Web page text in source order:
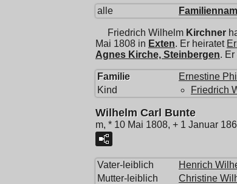
alle
Friedrich Wilhelm Kirchner
Mai 1808 in Exten. Er heiratet
Agnes Kirche, Steinbergen.
Familie Ernestine
Kind
Friedrich
Wilhelm Carl Bunte
m, * 10 Mai 1808, + 1 Januar
Vater-leiblich Henrich
Mutter-leiblich
Christine